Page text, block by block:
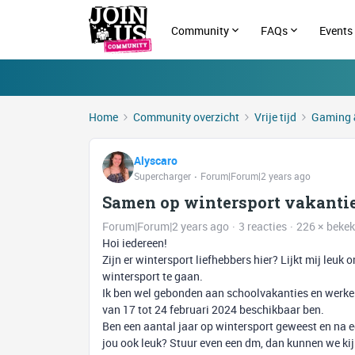
Community FAQs Events
Home Community overzicht Vrije tijd Gaming
Alyscaro
Supercharger Forum|Forum|2 years ago
Samen op wintersport
Forum|Forum|2 years ago 3 reacties
226 ×
Hoi iedereen!
Zijn er wintersport liefhebbers hier? Lijkt mij leuk
wintersport te gaan.
Ik ben wel gebonden aan schoolvakanties en
van 17 tot 24 februari 2024 beschikbaar ben.
Ben een aantal jaar op wintersport geweest en na
jou ook leuk? Stuur even een dm, dan kunnen we